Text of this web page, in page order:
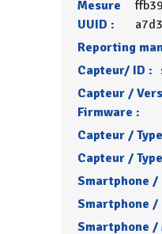
Mesure
UUID :
Reporting
Capteur/ ID :
Capteur /
Firmware :
Capteur /
Capteur /
Smartphone /
Smartphone /
Smartphone /